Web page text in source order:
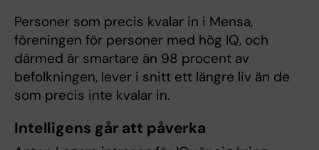
Personer som precis kvalar in i Mensa,
föreningen för personer med hög IQ, och
därmed är smartare än 98 procent av
befolkningen, lever i snitt ett längre liv än de
som precis inte kvalar in.
Intelligens går att påverka